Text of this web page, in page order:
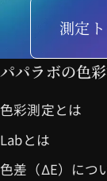
測定
パパラボの色
色彩測定とは
Labとは
色差（ΔE）につ